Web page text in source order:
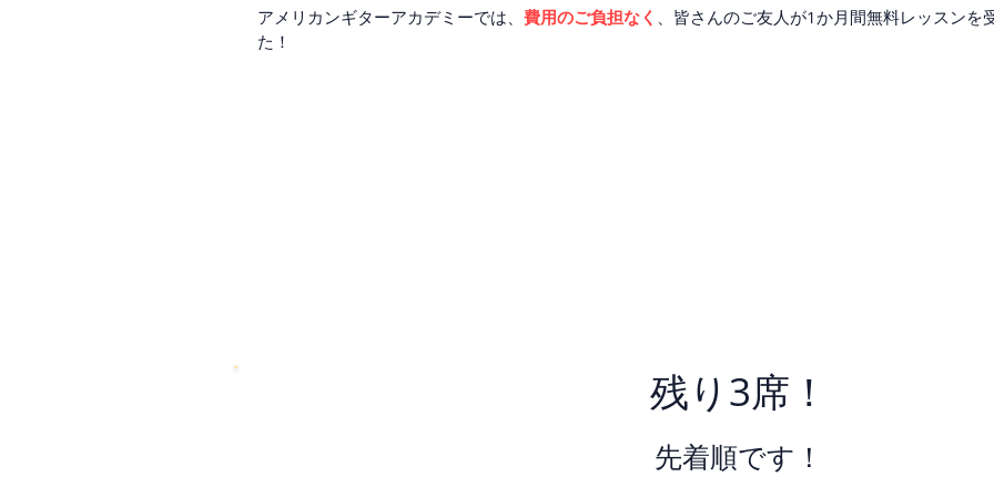
アメリカンギターアカデミーでは、 費用のご負担なく 、皆さんのご友人が1か月間無料レッスンを
た！
残り3席！
​先着順です！